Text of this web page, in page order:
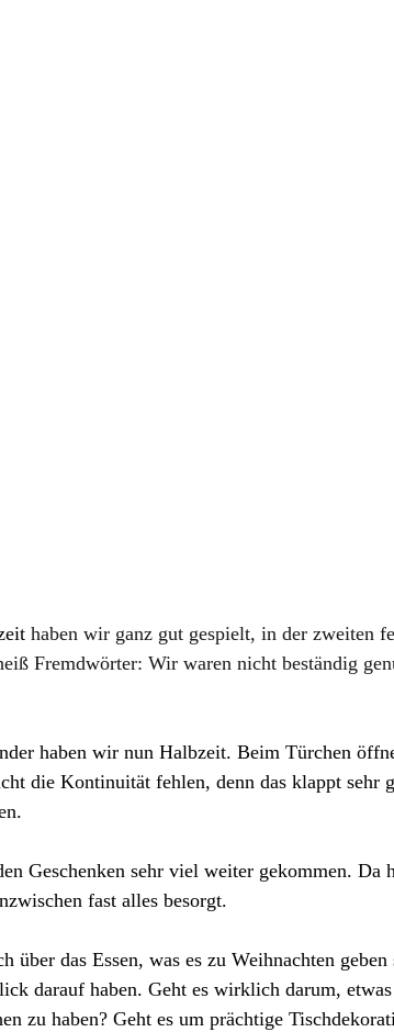
haben wir ganz gut gespielt, in der zweiten
Fremdwörter: Wir waren nicht beständig
haben wir nun Halbzeit. Beim Türchen
die Kontinuität fehlen, denn das klappt sehr
Geschenken sehr viel weiter gekommen. Da
fast alles besorgt.
über das Essen, was es zu Weihnachten
darauf haben. Geht es wirklich darum,
zu haben? Geht es um prächtige